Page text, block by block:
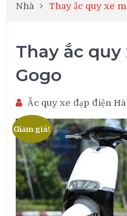
Nhà Thay ắc quy xe
Thay ắc
Gogo
Ắc quy xe đạp điện
Giảm giá!